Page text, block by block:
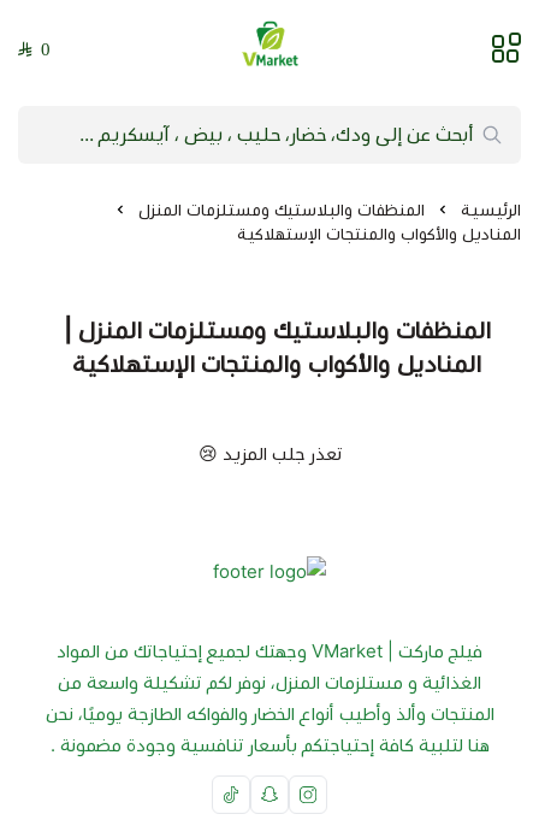
فيلج ماركت | VMarket
0
الرئيسية
المنظفات والبلاستيك ومستلزمات المنزل
المناديل والأكواب والمنتجات الإستهلاكية
المنظفات والبلاستيك ومستلزمات المنزل |
المناديل والأكواب والمنتجات الإستهلاكية
تعذر جلب المزيد 😢
فيلج ماركت | VMarket وجهتك لجميع إحتياجاتك من المواد
الغذائية و مستلزمات المنزل، نوفر لكم تشكيلة واسعة من
المنتجات وألذ وأطيب أنواع الخضار والفواكه الطازجة يوميًا، نحن
هنا لتلبية كافة إحتياجتكم بأسعار تنافسية وجودة مضمونة .